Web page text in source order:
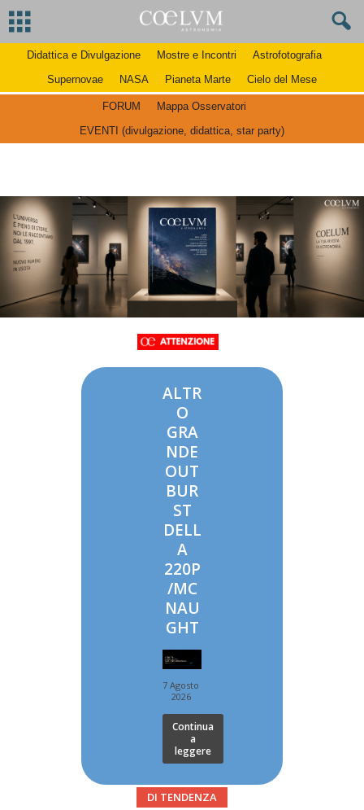
Didattica e Divulgazione Mostre e Incontri
Astrofotografia
Supernovae
NASA Pianeta Marte Cielo del Mese
FORUM
Mappa Osservatori
EVENTI (divulgazione, didattica, star party)
ALTR
O
GRA
NDE
OUT
BUR
ST
DELL
A
220P
/MC
NAU
GHT
7 Agosto
2026
Continua
a
leggere
DI TENDENZA